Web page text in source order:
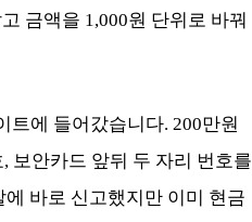
금액을 1,000원 단위로 바꿔
트에 들어갔습니다. 200만원
보안카드 앞뒤 두 자리 번호를
바로 신고했지만 이미 현금